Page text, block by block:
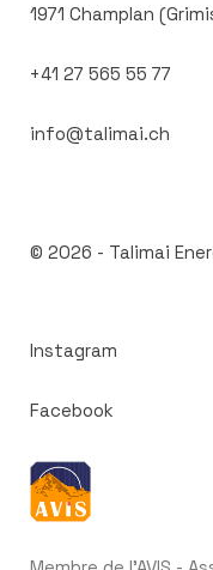
1971 Champlan
+41 27 565 55 77
info@talimai.ch
© 2026 - Talimai
Instagram
Facebook